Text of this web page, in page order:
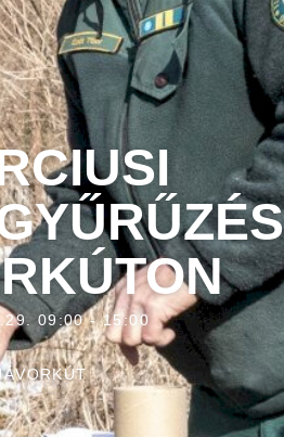
09:00 - 15:00